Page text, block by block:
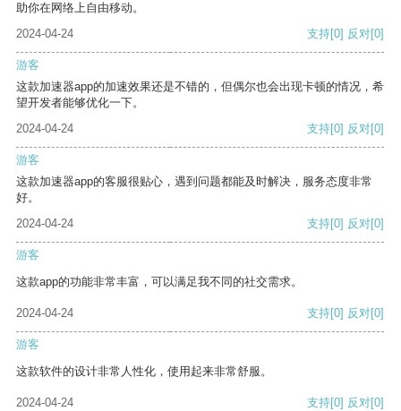
助你在网络上自由移动。
2024-04-24
支持[0] 反对[0]
游客
这款加速器app的加速效果还是不错的，但偶尔也会出现卡顿的情况，希
望开发者能够优化一下。
2024-04-24
支持[0] 反对[0]
游客
这款加速器app的客服很贴心，遇到问题都能及时解决，服务态度非常
好。
2024-04-24
支持[0] 反对[0]
游客
这款app的功能非常丰富，可以满足我不同的社交需求。
2024-04-24 支持[0] 反对[0]
游客
这款软件的设计非常人性化，使用起来非常舒服。
2024-04-24 支持[0] 反对[0]